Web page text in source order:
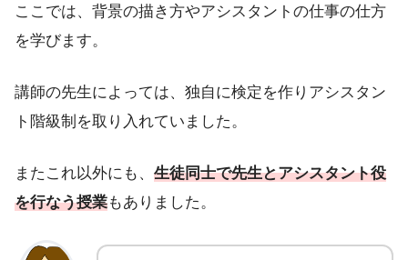
ここでは、背景の描き方やアシスタントの仕事の仕方
を学びます。
講師の先生によっては、独自に検定を作りアシスタン
ト階級制を取り入れていました。
またこれ以外にも、 生徒同士で先生とアシスタント役
を行なう授業もありました。